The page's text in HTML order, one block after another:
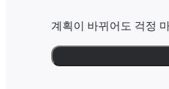
계획이 바뀌어도 걱정